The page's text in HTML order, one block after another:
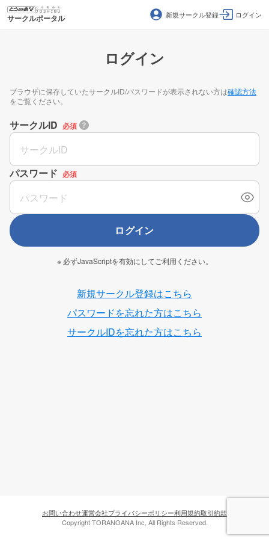
サークルポータル 新規サークル登録 ログイン
ログイン
ブラウザに保存していたサークルID/パスワードが表示されない方は確認方法
をご覧ください。
サークルID 必須
パスワード 必須
ログイン
※ 必ずJavaScriptを有効にしてご利用ください。
新規サークル登録はこちら
パスワードを忘れた方はこちら
サークルIDを忘れた方はこちら
お問い合わせ運営会社プライバシーポリシー利用規約取引約款
Copyright TORANOANA Inc, All Rights Reserved.